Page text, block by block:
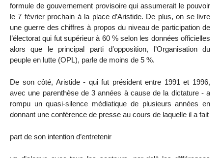
formule de gouvernement provisoire qui assumerait le pouvoir
le 7 février prochain à la place d’Aristide. De plus, on se livre
une guerre des chiffres à propos du niveau de participation de
l’électorat qui fut supérieur à 60 % selon les données officielles
alors que le principal parti d’opposition, l’Organisation du
peuple en lutte (OPL), parle de moins de 5 %.
De son côté, Aristide - qui fut président entre 1991 et 1996,
avec une parenthèse de 3 années à cause de la dictature - a
rompu un quasi-silence médiatique de plusieurs années en
donnant une conférence de presse au cours de laquelle il a fait
part de son intention d’entretenir